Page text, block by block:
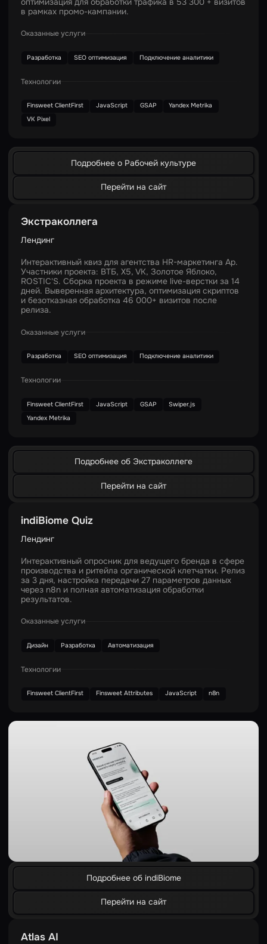
в рамках промо-кампании.
Оказанные услуги
Разработка SEO оптимизация Подключение аналитики
Технологии
Finsweet ClientFirst JavaScript GSAP
Yandex Metrika
VK Pixel
Подробнее о Рабочей культуре
Перейти на сайт
Экстраколлега
Лендинг
Интерактивный квиз для агентства HR-маркетинга Ар.
Участники проекта: ВТБ, X5, VK, Золотое Яблоко,
ROSTIC'S. Сборка проекта в режиме live-верстки за 14
дней. Выверенная архитектура, оптимизация скриптов
и безотказная обработка 46 000+ визитов после
релиза.
Оказанные услуги
Разработка SEO оптимизация Подключение аналитики
Технологии
Finsweet ClientFirst JavaScript GSAP
Swiper.js
Yandex Metrika
Подробнее об Экстраколлеге
Перейти на сайт
indiBiome Quiz
Лендинг
Интерактивный опросник для ведущего бренда в сфере
производства и ритейла органической клетчатки. Релиз
за 3 дня, настройка передачи 27 параметров данных
через n8n и полная автоматизация обработки
результатов.
Оказанные услуги
Дизайн Разработка Автоматизация
Технологии
Finsweet ClientFirst Finsweet Attributes JavaScript n8n
Подробнее об indiBiome
Перейти на сайт
Atlas AI